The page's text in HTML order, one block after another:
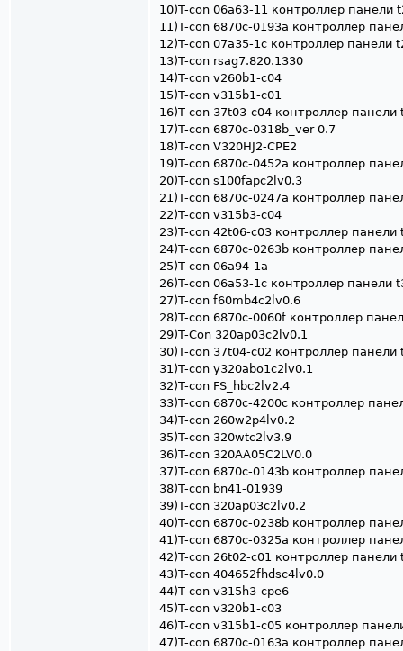
10)T-con 06a63-11 контроллер панели
11)T-con 6870c-0193a контроллер
12)T-con 07a35-1c контроллер панели
13)T-con rsag7.820.1330
14)T-con v260b1-c04
15)T-con v315b1-c01
16)T-con 37t03-c04 контроллер панели
17)T-con 6870c-0318b_ver 0.7
18)T-con V320HJ2-CPE2
19)T-con 6870c-0452a контроллер
20)T-con s100fapc2lv0.3
21)T-con 6870c-0247a контроллер
22)T-con v315b3-c04
23)T-con 42t06-c03 контроллер панели
24)T-con 6870c-0263b контроллер
25)T-con 06a94-1a
26)T-con 06a53-1c контроллер панели
27)T-con f60mb4c2lv0.6
28)T-con 6870с-0060f контроллер
29)T-Con 320ap03c2lv0.1
30)T-con 37t04-c02 контроллер панели
31)T-con y320abo1c2lv0.1
32)T-con FS_hbc2lv2.4
33)T-con 6870c-4200c контроллер
34)T-con 260w2p4lv0.2
35)T-con 320wtc2lv3.9
36)T-con 320AA05C2LV0.0
37)T-con 6870c-0143b контроллер
38)T-con bn41-01939
39)T-con 320ap03c2lv0.2
40)T-con 6870c-0238b контроллер
41)T-con 6870c-0325a контроллер
42)T-con 26t02-c01 контроллер панели
43)T-con 404652fhdsc4lv0.0
44)T-con v315h3-cpe6
45)T-con v320b1-c03
46)T-con v315b1-c05 контроллер
47)T-con 6870c-0163a контроллер